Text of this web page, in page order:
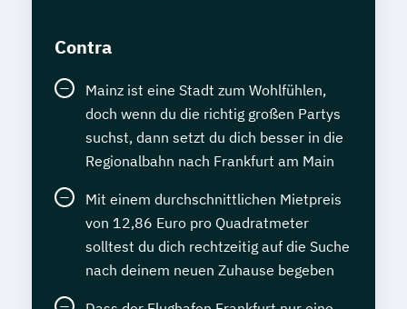
Contra
Mainz ist eine Stadt zum Wohlfühlen,
doch wenn du die richtig großen Partys
suchst, dann setzt du dich besser in die
Regionalbahn nach Frankfurt am Main
Mit einem durchschnittlichen Mietpreis
von 12,86 Euro pro Quadratmeter
solltest du dich rechtzeitig auf die Suche
nach deinem neuen Zuhause begeben